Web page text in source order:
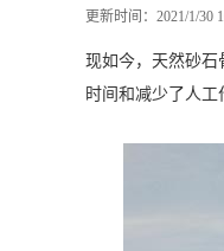
更新时间：2021/1/30
现如今，天然砂石
时间和减少了人工